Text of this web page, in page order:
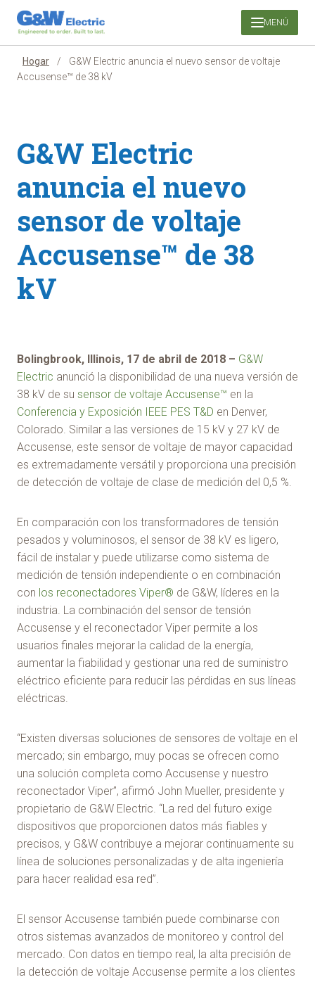
Saltar
contenido
MENÚ
Hogar /
G&W Electric anuncia el nuevo sensor de voltaje
Accusense™ de 38 kV
G&W Electric
anuncia el nuevo
sensor de voltaje
Accusense™ de 38
kV
Bolingbrook, Illinois, 17 de abril de 2018 – G&W
Electric anunció la disponibilidad de una nueva versión de
38 kV de su sensor de voltaje Accusense™ en la
Conferencia y Exposición IEEE PES T&D en Denver,
Colorado. Similar a las versiones de 15 kV y 27 kV de
Accusense, este sensor de voltaje de mayor capacidad
es extremadamente versátil y proporciona una precisión
de detección de voltaje de clase de medición del 0,5 %.
En comparación con los transformadores de tensión
pesados y voluminosos, el sensor de 38 kV es ligero,
fácil de instalar y puede utilizarse como sistema de
medición de tensión independiente o en combinación
con los reconectadores Viper® de G&W, líderes en la
industria. La combinación del sensor de tensión
Accusense y el reconectador Viper permite a los
usuarios finales mejorar la calidad de la energía,
aumentar la fiabilidad y gestionar una red de suministro
eléctrico eficiente para reducir las pérdidas en sus líneas
eléctricas.
“Existen diversas soluciones de sensores de voltaje en el
mercado; sin embargo, muy pocas se ofrecen como
una solución completa como Accusense y nuestro
reconectador Viper”, afirmó John Mueller, presidente y
propietario de G&W Electric. “La red del futuro exige
dispositivos que proporcionen datos más fiables y
precisos, y G&W contribuye a mejorar continuamente su
línea de soluciones personalizadas y de alta ingeniería
para hacer realidad esa red”.
El sensor Accusense también puede combinarse con
otros sistemas avanzados de monitoreo y control del
mercado. Con datos en tiempo real, la alta precisión de
la detección de voltaje Accusense permite a los clientes